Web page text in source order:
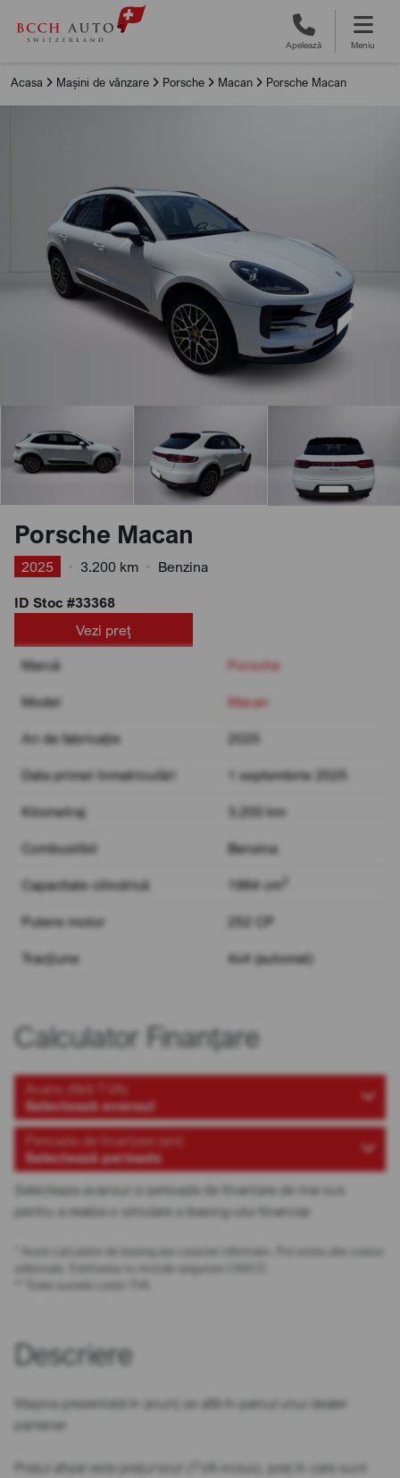
Apelează Meniu
Acasa Mașini de vânzare Porsche Macan Porsche Macan
Porsche Macan
2025 3.200 km
Benzina
ID Stoc #33368
Vezi preț
Marcă
Porsche
Model Macan
An de fabricație 2025
Data primei înmatriculări 1 septembrie 2025
Kilometraj 3.200 km
Combustibil Benzina
Capacitate cilindrică 1984 cm
Putere motor 252 CP
Tracțiune 4x4 (automat)
Calculator Finanțare
Avans (fără TVA)
Selectează avansul
Perioada de finanțare (ani)
Selectează perioada
Selecteaza avansul si perioada de finantare de mai sus
pentru a realiza o simulare a leasing-ului financiar.
* Acest calculator de leasing are caracter informativ. Pot exista alte costuri
adiționale. Estimarea nu include asigurare CASCO.
** Toate sumele conțin TVA.
Descriere
Mașina prezentată în anunț se află în parcul unui dealer
partener.
Prețul afișat este prețul brut (TVA inclus), preț în care sunt